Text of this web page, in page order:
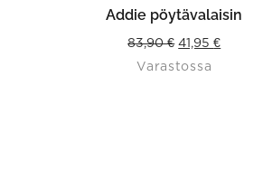
LISÄÄ OSTOSKORIIN
Addie pöytävalaisin
83,90€ Original
price
41,95€Current
Varastossa